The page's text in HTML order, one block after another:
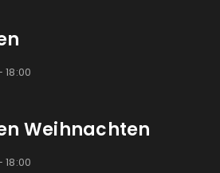
Weihnachten